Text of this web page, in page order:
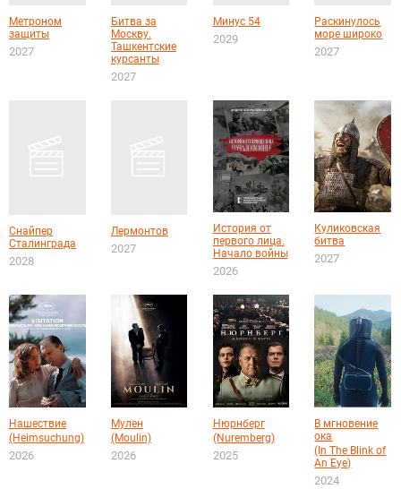
Метроном
защиты
2027
Битва за
Москву.
Ташкентские
курсанты
2027
Минус 54
2029
Раскинулось
море широко
2027
Снайпер
Сталинграда
2028
Лермонтов
2027
История от
первого лица.
Начало войны
2026
Куликовская
битва
2027
Нашествие
(Heimsuchung)
2026
Мулен
(Moulin)
2026
Нюрнберг
(Nuremberg)
2025
В мгновение
ока
(In The Blink of
An Eye)
2024